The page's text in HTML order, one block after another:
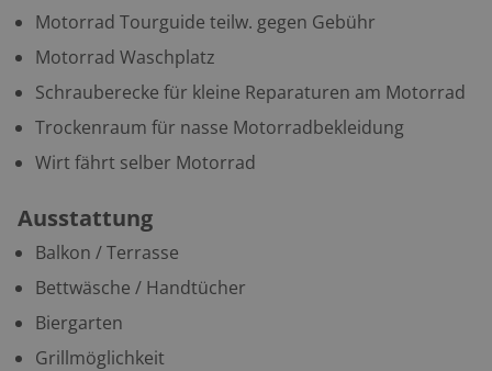
Motorrad Tourguide teilw. gegen Gebühr
Motorrad Waschplatz
Schrauberecke für kleine Reparaturen am Motorrad
Trockenraum für nasse Motorradbekleidung
Wirt fährt selber Motorrad
Ausstattung
Balkon / Terrasse
Bettwäsche / Handtücher
Biergarten
Grillmöglichkeit